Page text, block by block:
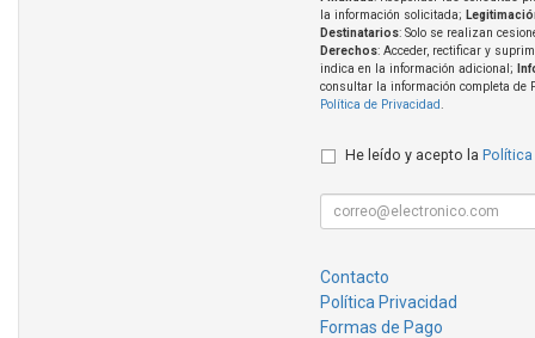
la información solicitada;
Destinatarios: Solo se realizan
Derechos: Acceder, rectificar y
indica en la información adicional;
consultar la información completa de
Política de Privacidad.
He leído y acepto la Política
Contacto
Política Privacidad
Formas de Pago